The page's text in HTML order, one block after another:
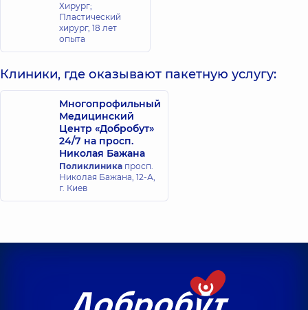
Хирург;
Пластический
хирург, 18 лет
опыта
Клиники, где оказывают пакетную услугу:
Многопрофильный
Медицинский
Центр «Добробут»
24/7 на просп.
Николая Бажана
Поликлиника просп.
Николая Бажана, 12-А,
г. Киев